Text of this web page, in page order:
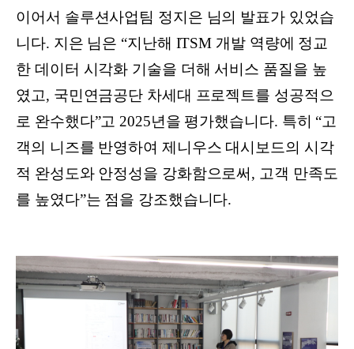
이어서 솔루션사업팀 정지은 님의 발표가 있었습
니다. 지은 님은 “지난해 ITSM 개발 역량에 정교
한 데이터 시각화 기술을 더해 서비스 품질을 높
였고, 국민연금공단 차세대 프로젝트를 성공적으
로 완수했다”고 2025년을 평가했습니다. 특히 “고
객의 니즈를 반영하여 제니우스 대시보드의 시각
적 완성도와 안정성을 강화함으로써, 고객 만족도
를 높였다”는 점을 강조했습니다.